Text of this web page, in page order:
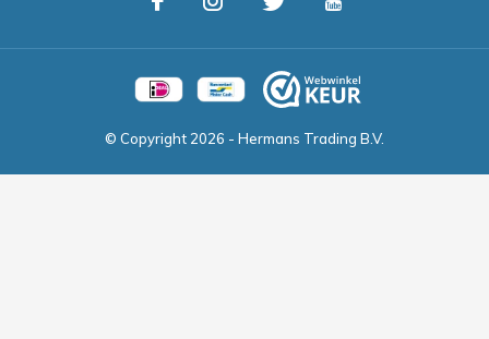
© Copyright 2026 - Hermans Trading B.V.